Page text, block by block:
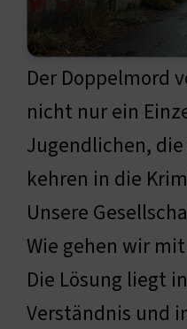
Der Doppelmord
nicht nur ein
Jugendlichen,
kehren in die
Unsere
Wie gehen wir
Die Lösung liegt
Verständnis und